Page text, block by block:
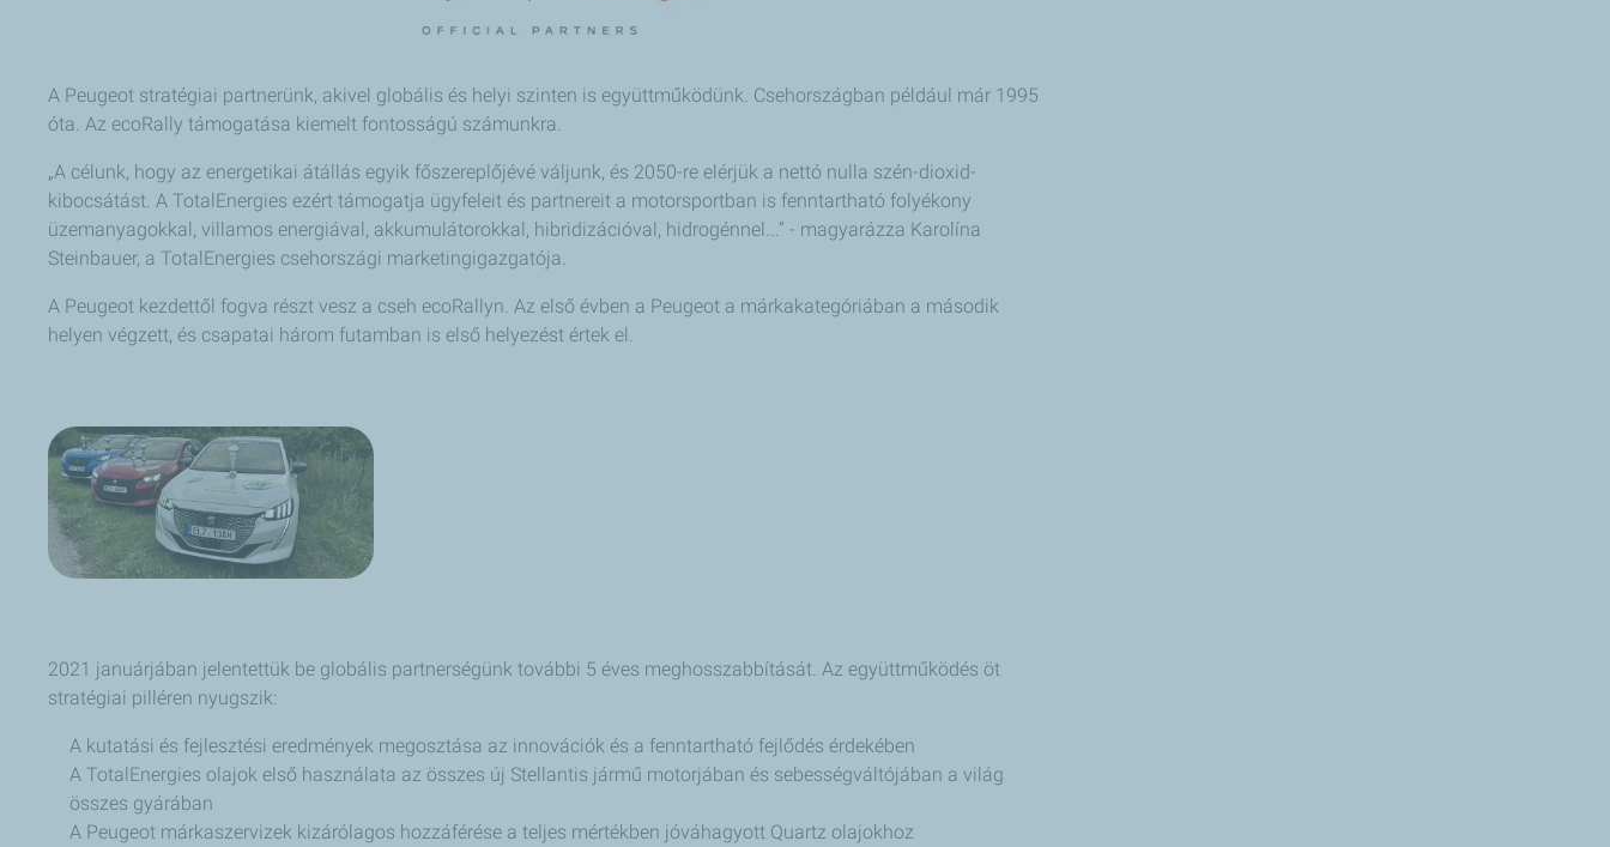
A Peugeot stratégiai partnerünk, akivel globális és helyi szinten is együttműködünk. Csehországban például már 1995
óta. Az ecoRally támogatása kiemelt fontosságú számunkra.
„A célunk, hogy az energetikai átállás egyik főszereplőjévé váljunk, és 2050-re elérjük a nettó nulla szén-dioxid-
kibocsátást. A TotalEnergies ezért támogatja ügyfeleit és partnereit a motorsportban is fenntartható folyékony
üzemanyagokkal, villamos energiával, akkumulátorokkal, hibridizációval, hidrogénnel...“ - magyarázza Karolína
Steinbauer, a TotalEnergies csehországi marketingigazgatója.
A Peugeot kezdettől fogva részt vesz a cseh ecoRallyn. Az első évben a Peugeot a márkakategóriában a második
helyen végzett, és csapatai három futamban is első helyezést értek el.
2021 januárjában jelentettük be globális partnerségünk további 5 éves meghosszabbítását. Az együttműködés öt
stratégiai pilléren nyugszik:
A kutatási és fejlesztési eredmények megosztása az innovációk és a fenntartható fejlődés érdekében
A TotalEnergies olajok első használata az összes új Stellantis jármű motorjában és sebességváltójában a világ
összes gyárában
A Peugeot márkaszervizek kizárólagos hozzáférése a teljes mértékben jóváhagyott Quartz olajokhoz